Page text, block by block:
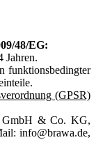
48/EG:
Jahren.
funktionsbedingter
(GPSR)
GmbH & Co. KG,
info@brawa.de,